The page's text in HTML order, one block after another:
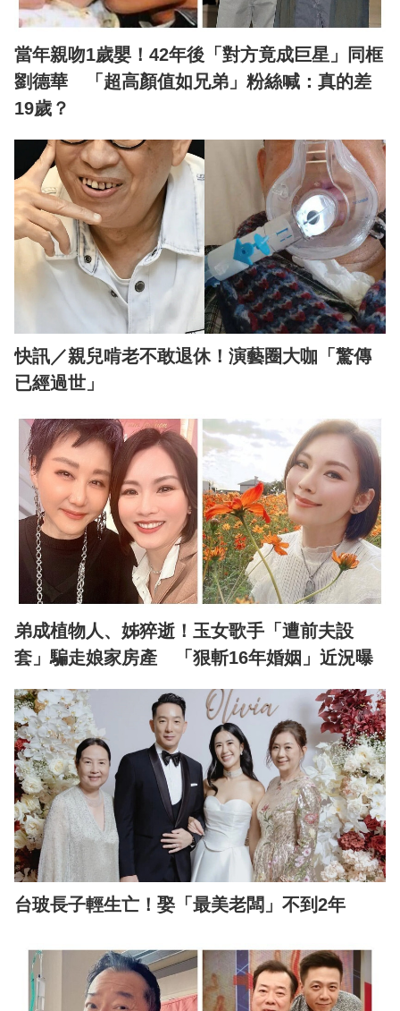
當年親吻1歲嬰！42年後「對方竟成巨星」同框
劉德華 「超高顏值如兄弟」粉絲喊：真的差
19歲？
快訊／親兒啃老不敢退休！演藝圈大咖「驚傳
已經過世」
弟成植物人、姊猝逝！玉女歌手「遭前夫設
套」騙走娘家房產 「狠斬16年婚姻」近況曝
台玻長子輕生亡！娶「最美老闆」不到2年